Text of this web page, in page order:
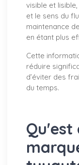
visible et
et le sens du
maintenance
en étant plus
Cette
réduire
d’éviter des
du temps.
Qu'est